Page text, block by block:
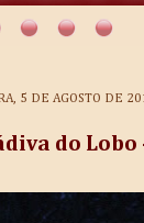
5 DE AGOSTO DE
do Lobo